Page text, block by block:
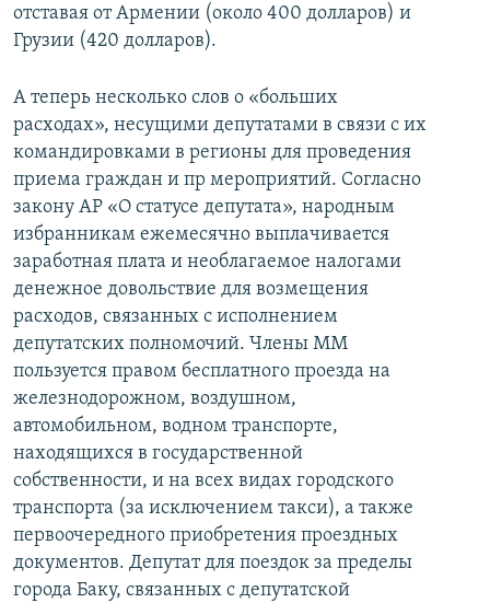
отставая от Армении (около 400 долларов) и
Грузии (420 долларов).
А теперь несколько слов о «больших
расходах», несущими депутатами в связи с их
командировками в регионы для проведения
приема граждан и пр мероприятий. Согласно
закону АР «О статусе депутата», народным
избранникам ежемесячно выплачивается
заработная плата и необлагаемое налогами
денежное довольствие для возмещения
расходов, связанных с исполнением
депутатских полномочий. Члены ММ
пользуется правом бесплатного проезда на
железнодорожном, воздушном,
автомобильном, водном транспорте,
находящихся в государственной
собственности, и на всех видах городского
транспорта (за исключением такси), а также
первоочередного приобретения проездных
документов. Депутат для поездок за пределы
города Баку, связанных с депутатской